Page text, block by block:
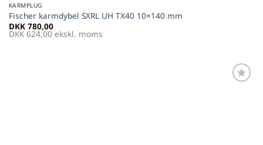
KARMPLUG
Fischer karmdybel SXRL UH TX40 10×140 mm
DKK 780,00
DKK 624,00 ekskl. moms